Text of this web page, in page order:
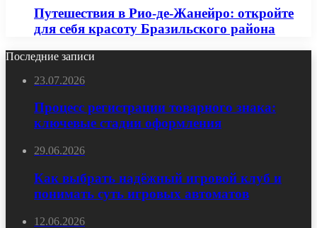
Путешествия в Рио-де-Жанейро: откройте
для себя красоту Бразильского района
Последние записи
23.07.2026
Процесс регистрации товарного знака:
ключевые стадии оформления
29.06.2026
Как выбрать надёжный игровой клуб и
понимать суть игровых автоматов
12.06.2026